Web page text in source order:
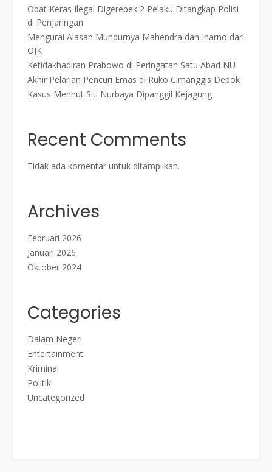
Obat Keras Ilegal Digerebek 2 Pelaku Ditangkap Polisi
di Penjaringan
Mengurai Alasan Mundurnya Mahendra dan Inarno dari
OJK
Ketidakhadiran Prabowo di Peringatan Satu Abad NU
Akhir Pelarian Pencuri Emas di Ruko Cimanggis Depok
Kasus Menhut Siti Nurbaya Dipanggil Kejagung
Recent Comments
Tidak ada komentar untuk ditampilkan.
Archives
Februari 2026
Januari 2026
Oktober 2024
Categories
Dalam Negeri
Entertainment
Kriminal
Politik
Uncategorized